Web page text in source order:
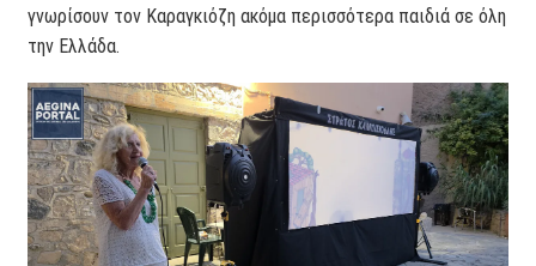
γνωρίσουν τον Καραγκιόζη ακόμα περισσότερα παιδιά σε όλη
την Ελλάδα.